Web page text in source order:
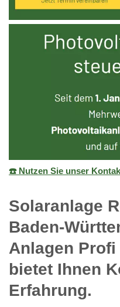
☎️ Nutzen Sie unser
Solaranlage
Baden-
Anlagen
bietet Ihnen
Erfahrung.